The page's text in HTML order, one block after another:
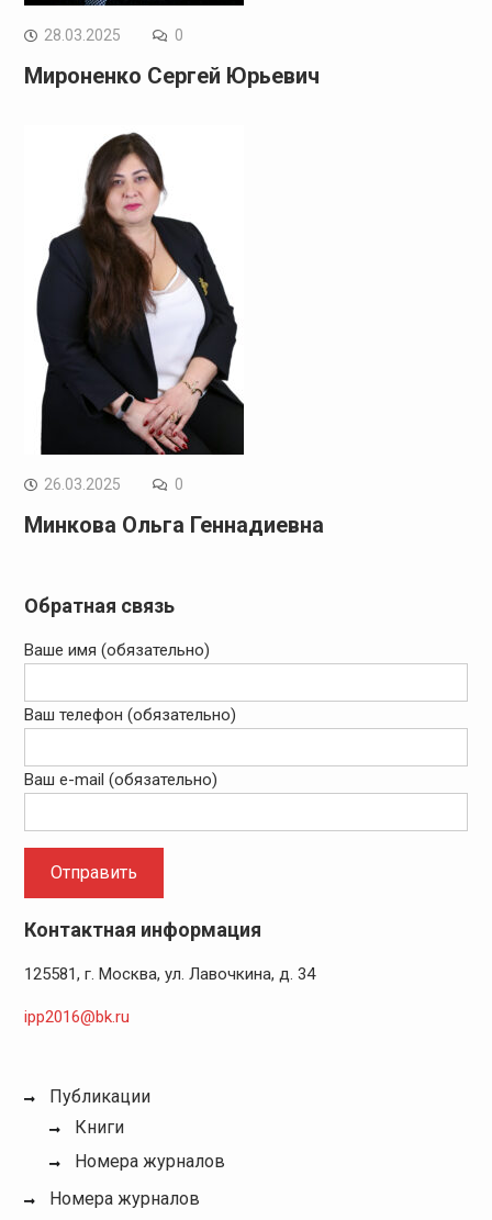
28.03.2025 0
Мироненко Сергей Юрьевич
26.03.2025 0
Минкова Ольга Геннадиевна
Обратная связь
Ваше имя (обязательно)
Ваш телефон (обязательно)
Ваш e-mail (обязательно)
Контактная информация
125581, г. Москва, ул. Лавочкина, д. 34
ipp2016@bk.ru
Публикации
Книги
Номера журналов
Номера журналов